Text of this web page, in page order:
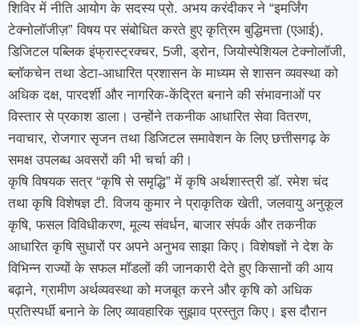
शिविर में नीति आयोग के सदस्य प्रो. अभय करंदीकर ने “इमर्जिंग
टेक्नोलॉजीज़” विषय पर संबोधित करते हुए कृत्रिम बुद्धिमत्ता (एआई),
डिजिटल पब्लिक इंफ्रास्ट्रक्चर, 5जी, ड्रोन, जियोस्पेशियल टेक्नोलॉजी,
ब्लॉकचेन तथा डेटा-आधारित प्रशासन के माध्यम से शासन व्यवस्था को
अधिक दक्ष, पारदर्शी और नागरिक-केंद्रित बनाने की संभावनाओं पर
विस्तार से प्रकाश डाला। उन्होंने तकनीक आधारित सेवा वितरण,
नवाचार, रोजगार सृजन तथा डिजिटल समावेशन के लिए छत्तीसगढ़ के
समक्ष उपलब्ध अवसरों की भी चर्चा की।
कृषि विषयक सत्र “कृषि से समृद्धि” में कृषि अर्थशास्त्री डॉ. रमेश चंद
तथा कृषि विशेषज्ञ टी. विजय कुमार ने प्राकृतिक खेती, जलवायु अनुकूल
कृषि, फसल विविधीकरण, मूल्य संवर्धन, बाजार संपर्क और तकनीक
आधारित कृषि सुधारों पर अपने अनुभव साझा किए। विशेषज्ञों ने देश के
विभिन्न राज्यों के सफल मॉडलों की जानकारी देते हुए किसानों की आय
बढ़ाने, ग्रामीण अर्थव्यवस्था को मजबूत करने और कृषि को अधिक
प्रतिस्पर्धी बनाने के लिए व्यावहारिक सुझाव प्रस्तुत किए। इस दौरान